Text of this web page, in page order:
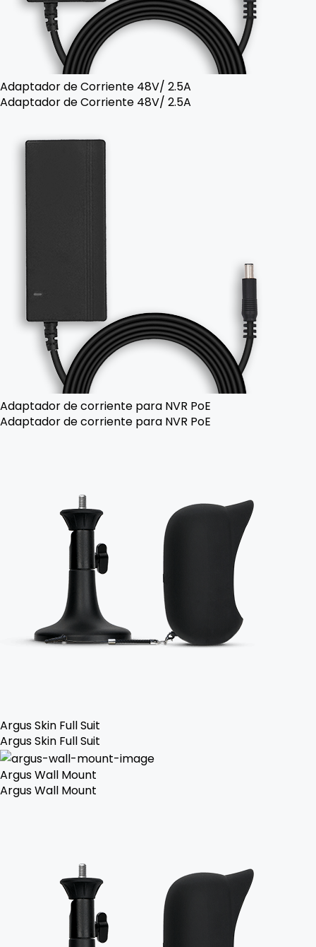
Adaptador de Corriente 48V/ 2.5A
Adaptador de Corriente 48V/ 2.5A
Adaptador de corriente para NVR PoE
Adaptador de corriente para NVR PoE
Argus Skin Full Suit
Argus Skin Full Suit
Argus Wall Mount
Argus Wall Mount